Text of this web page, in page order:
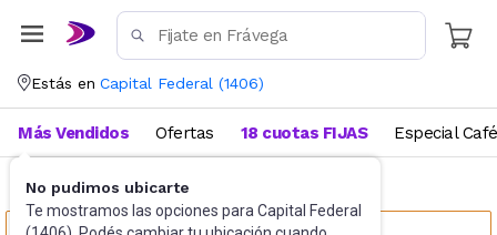
Estás en Capital Federal (1406)
No pudimos ubicarte
Te mostramos las opciones para Capital Federal
Más Vendidos Ofertas 18 cuotas FIJAS Especial Café
Ropa de cama Sábanas